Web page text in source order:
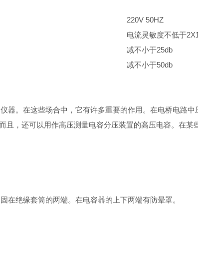
220V 50HZ
电流灵敏度不低于
减不小于25db
减不小于50db
器。在这些场合中，它有许多重要的作用。在电桥电路
，还可以用作高压测量电容分压装置的高压电容。在某
在绝缘套筒的两端。在电容器的上下两端有防晕罩。